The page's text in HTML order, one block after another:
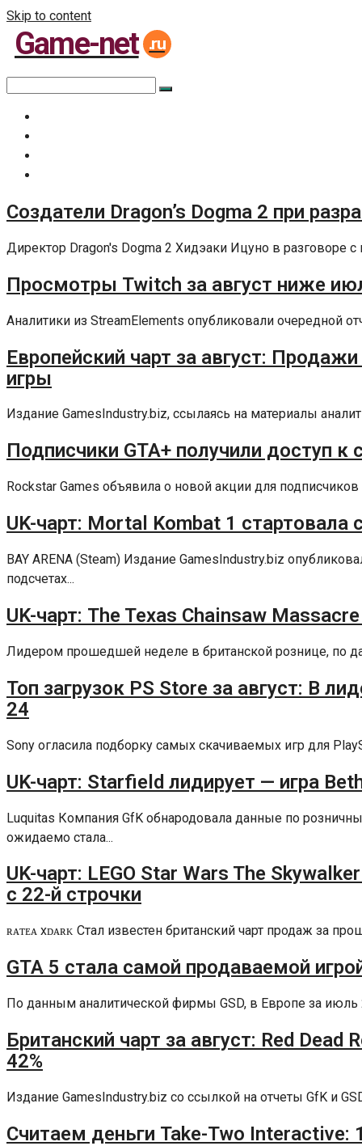
Skip to content
Game-net .ru
Создатели Dragon’s Dogma 2 при
Директор Dragon's Dogma 2 Хидэаки Ицуно в разговоре
Просмотры Twitch за август ниже
Аналитики из StreamElements опубликовали очередной
Европейский чарт за август:
игры
Издание GamesIndustry.biz, ссылаясь на материалы
Подписчики GTA+ получили доступ к
Rockstar Games объявила о новой акции для
UK-чарт: Mortal Kombat 1
BAY ARENA (Steam) Издание GamesIndustry.biz
подсчетах...
UK-чарт: The Texas Chainsaw
Лидером прошедшей неделе в британской рознице, по
Топ загрузок PS Store за август: В
24
Sony огласила подборку самых скачиваемых игр для
UK-чарт: Starfield лидирует — игра
Luquitas Компания GfK обнародовала данные по
ожидаемо стала...
UK-чарт: LEGO Star Wars The
с 22-й строчки
ʀᴀᴛᴇᴀ xᴅᴀʀᴋ Стал известен британский чарт продаж за
GTA 5 стала самой продаваемой
По данным аналитической фирмы GSD, в Европе за июль
Британский чарт за август: Red
42%
Издание GamesIndustry.biz со ссылкой на отчеты GfK и
Считаем деньги Take-Two